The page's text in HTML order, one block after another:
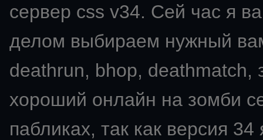
сервер css v34. Сей час я
делом выбираем нужный
deathrun, bhop, deathmatch,
хороший онлайн на зомби
пабликах, так как версия